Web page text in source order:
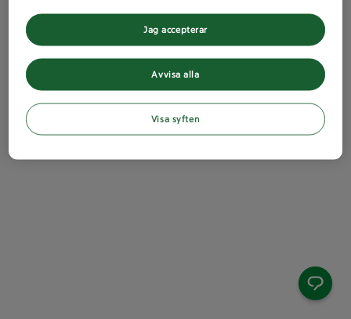
Avvisa alla
Jag accepterar
Visa syften